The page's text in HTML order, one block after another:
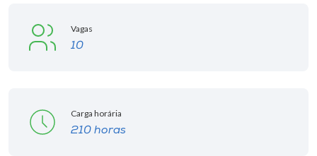
Vagas
10
Carga horária
210 horas